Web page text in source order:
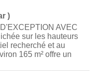
)
AVEC
sur les hauteurs
recherché et au
165 m² offre un